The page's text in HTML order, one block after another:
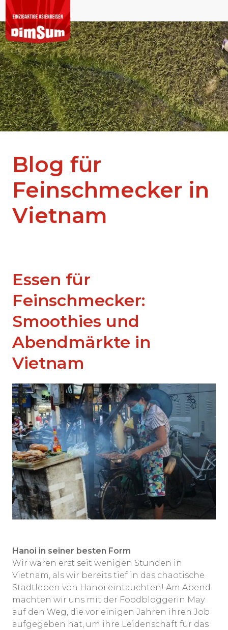
Blog für
Feinschmecker in
Vietnam
Essen für
Feinschmecker:
Smoothies und
Abendmärkte in
Vietnam
Hanoi in seiner besten Form
Wir waren erst seit wenigen Stunden in
Vietnam, als wir bereits tief in das chaotische
Stadtleben von Hanoi eintauchten! Am Abend
machten wir uns mit der Foodbloggerin May
auf den Weg, die vor einigen Jahren ihren Job
aufgegeben hat, um ihre Leidenschaft für das